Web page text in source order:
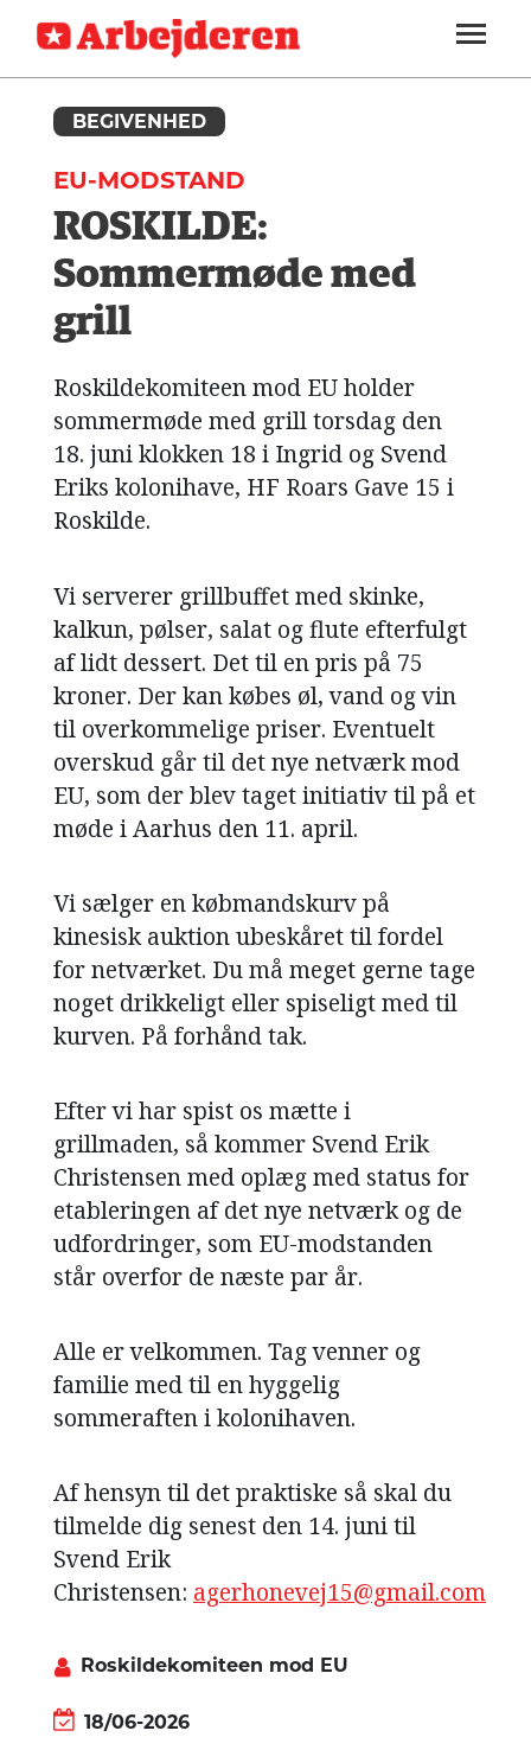
SEKTIONER
ARBEJDEREN
MENER
FAGLIGT
UDLAND
DEBAT
LÆSER
TIL
HISTORIE
TEORI
SOUNDCLOUD
ABONNER
LOG IND
OM
ARBEJDEREN
BEGIVENHED
EU-MODSTAND
ROSKILDE:
Sommermøde med
grill
Roskildekomiteen mod EU holder
sommermøde med grill torsdag den
18. juni klokken 18 i Ingrid og Svend
Eriks kolonihave, HF Roars Gave 15 i
Roskilde.
Vi serverer grillbuffet med skinke,
kalkun, pølser, salat og flute efterfulgt
af lidt dessert. Det til en pris på 75
kroner. Der kan købes øl, vand og vin
til overkommelige priser. Eventuelt
overskud går til det nye netværk mod
EU, som der blev taget initiativ til på et
møde i Aarhus den 11. april.
Vi sælger en købmandskurv på
kinesisk auktion ubeskåret til fordel
for netværket. Du må meget gerne tage
noget drikkeligt eller spiseligt med til
kurven. På forhånd tak.
Efter vi har spist os mætte i
grillmaden, så kommer Svend Erik
Christensen med oplæg med status for
etableringen af det nye netværk og de
udfordringer, som EU-modstanden
står overfor de næste par år.
Alle er velkommen. Tag venner og
familie med til en hyggelig
sommeraften i kolonihaven.
Af hensyn til det praktiske så skal du
tilmelde dig senest den 14. juni til
Svend Erik
Christensen: agerhonevej15@gmail.com
Roskildekomiteen mod EU
18/06-2026